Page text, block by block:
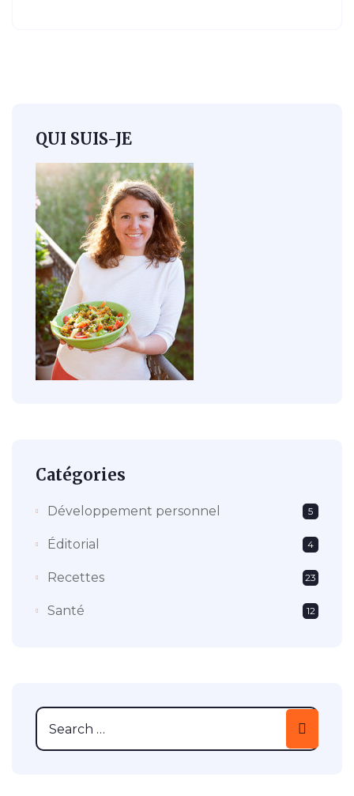
QUI SUIS-JE
Catégories
Développement personnel 5
Éditorial 4
Recettes 23
Santé 12